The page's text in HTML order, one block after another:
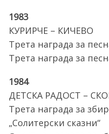
1983
КУРИРЧЕ – КИЧЕВО
Трета награда за
Трета награда за
1984
ДЕТСКА РАДОСТ –
Трета награда за
„Солитерски сказни“